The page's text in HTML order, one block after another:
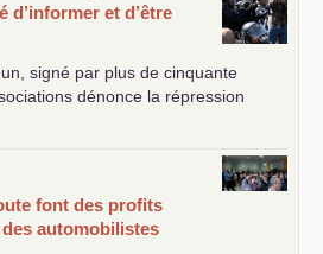
d’informer et d’être
signé par plus de cinquante
dénonce la répression
font des profits
automobilistes